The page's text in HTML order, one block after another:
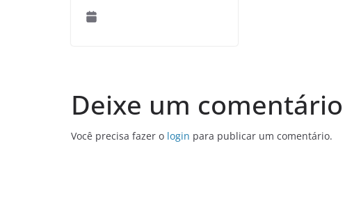
Deixe um comentário
Você precisa fazer o login para publicar um comentário.